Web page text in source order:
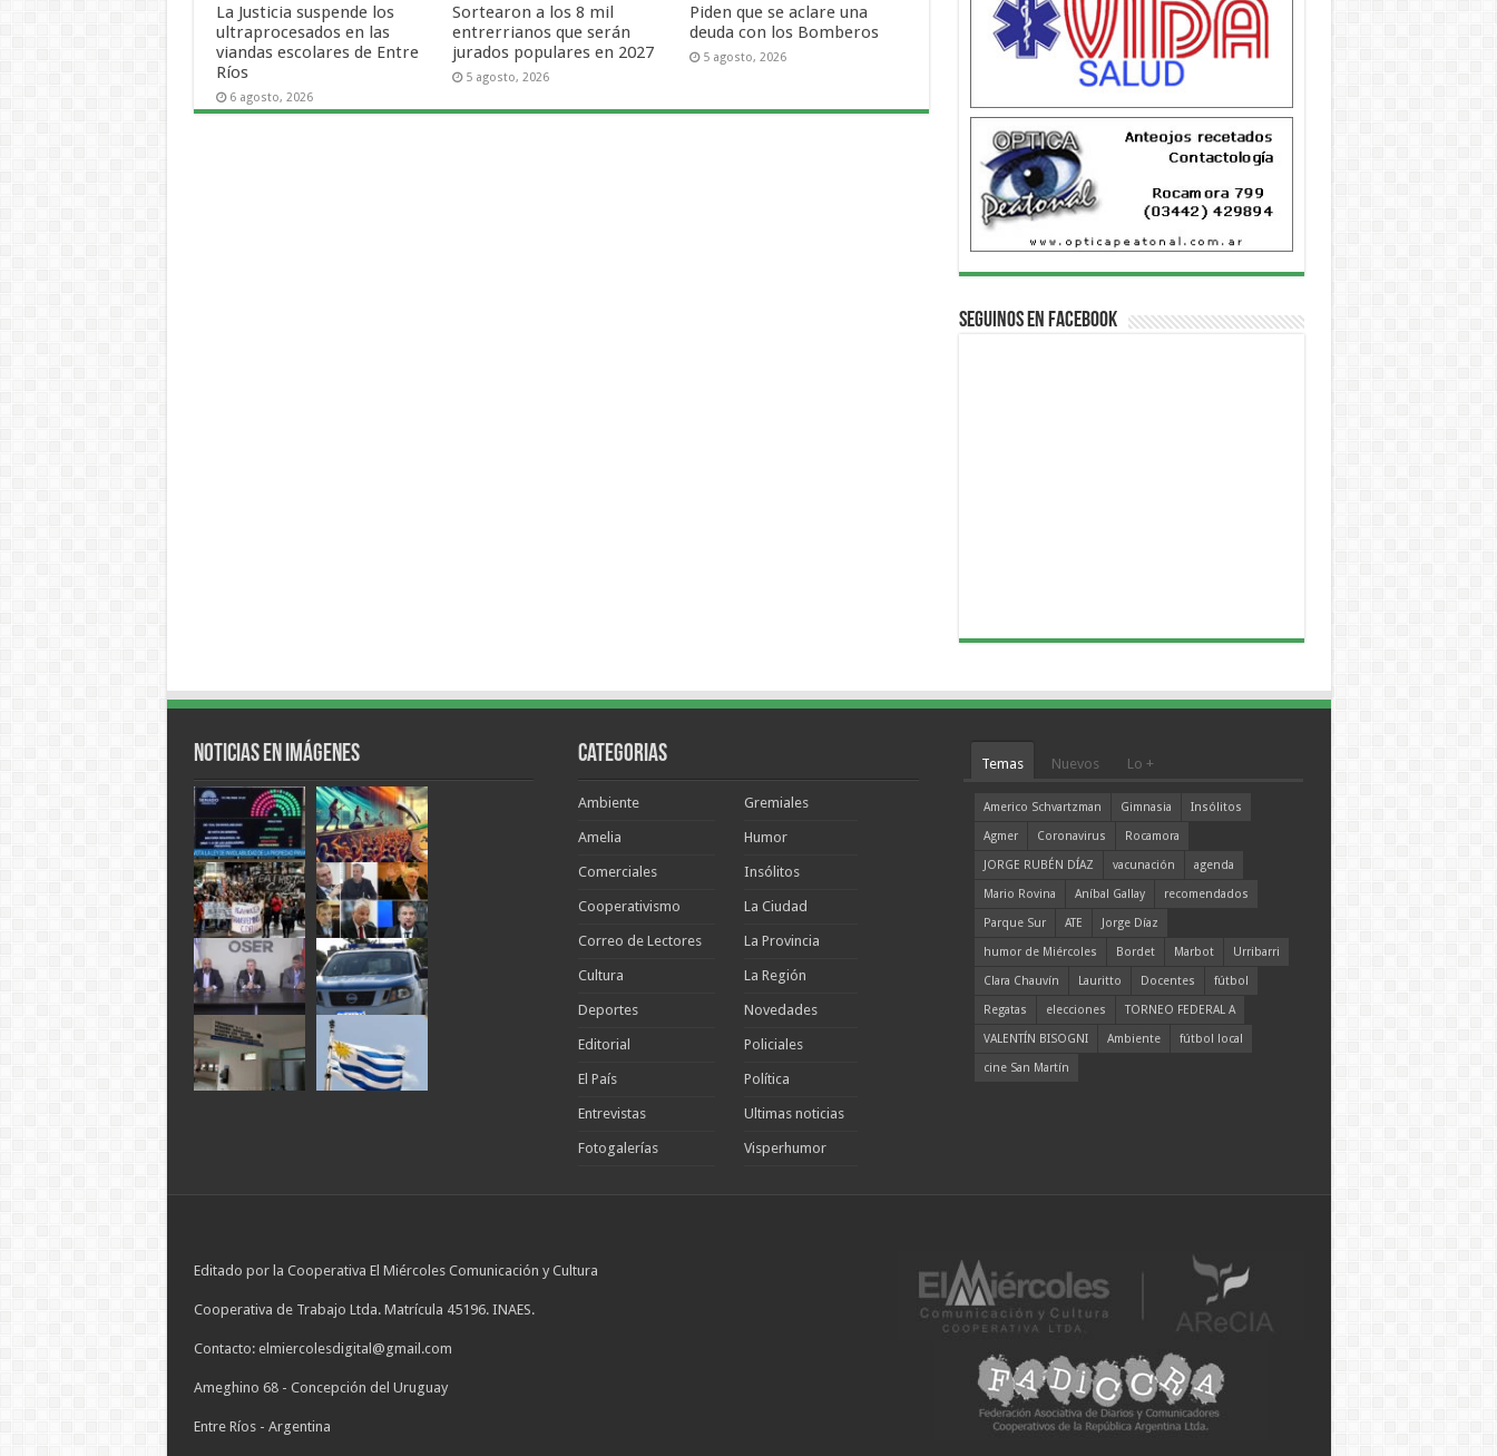
La Justicia suspende los
ultraprocesados en las
viandas escolares de Entre
Ríos
6 agosto, 2026
Sortearon a los 8 mil
entrerrianos que serán
jurados populares en 2027
5 agosto, 2026
Piden que se aclare una
deuda con los Bomberos
5 agosto, 2026
Seguinos en Facebook
Noticias en Imágenes Categorias
Ambiente
Amelia
Comerciales
Cooperativismo
Correo de Lectores
Cultura
Deportes
Editorial
El País
Entrevistas
Fotogalerías
Gremiales
Humor
Insólitos
La Ciudad
La Provincia
La Región
Novedades
Policiales
Política
Ultimas noticias
Visperhumor
Temas Nuevos Lo +
Americo Schvartzman Gimnasia
Insólitos
Agmer
Coronavirus
Rocamora
JORGE RUBÉN DÍAZ
vacunación
agenda
Mario Rovina
Aníbal Gallay
recomendados
Parque Sur
ATE
Jorge Díaz
humor de Miércoles
Bordet Marbot
Urribarri
Clara Chauvín
Lauritto Docentes
fútbol
Regatas
elecciones
TORNEO FEDERAL A
VALENTÍN BISOGNI
Ambiente
fútbol local
cine San Martín
Editado por la Cooperativa El Miércoles Comunicación y Cultura
Cooperativa de Trabajo Ltda. Matrícula 45196. INAES.
Contacto: elmiercolesdigital@gmail.com
Ameghino 68 - Concepción del Uruguay
Entre Ríos - Argentina